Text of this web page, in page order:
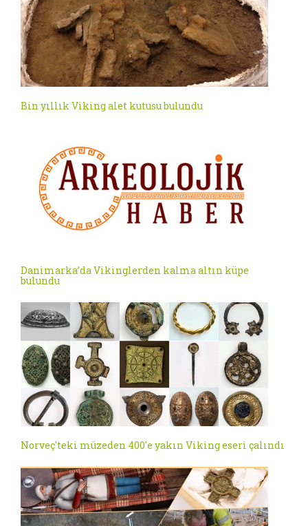
Bin yıllık Viking alet kutusu bulundu
Danimarka’da Vikinglerden kalma altın küpe
bulundu
Norveç'teki müzeden 400'e yakın Viking eseri çalındı